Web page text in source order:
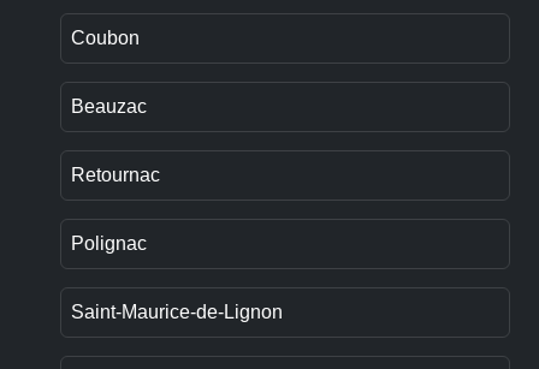
Coubon
Beauzac
Retournac
Polignac
Saint-Maurice-de-Lignon